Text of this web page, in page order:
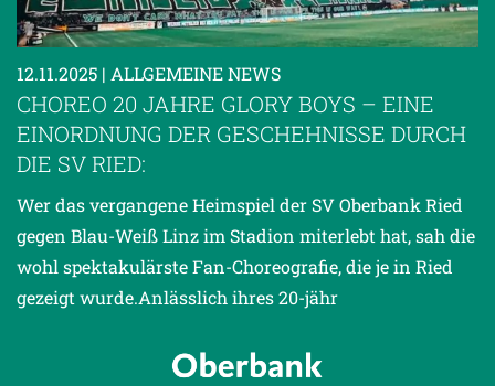
12.11.2025 | ALLGEMEINE NEWS
CHOREO 20 JAHRE GLORY BOYS – EINE
EINORDNUNG DER GESCHEHNISSE DURCH
DIE SV RIED:
Wer das vergangene Heimspiel der SV Oberbank Ried
gegen Blau-Weiß Linz im Stadion miterlebt hat, sah die
wohl spektakulärste Fan-Choreografie, die je in Ried
gezeigt wurde.Anlässlich ihres 20-jähr